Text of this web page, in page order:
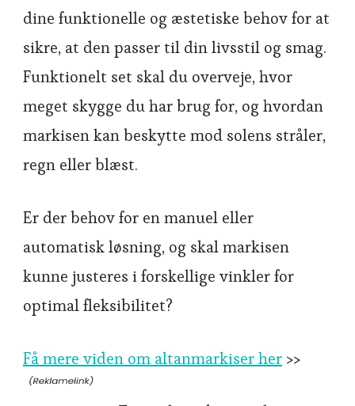
dine funktionelle og æstetiske behov for at
sikre, at den passer til din livsstil og smag.
Funktionelt set skal du overveje, hvor
meget skygge du har brug for, og hvordan
markisen kan beskytte mod solens stråler,
regn eller blæst.
Er der behov for en manuel eller
automatisk løsning, og skal markisen
kunne justeres i forskellige vinkler for
optimal fleksibilitet?
Få mere viden om altanmarkiser her >>